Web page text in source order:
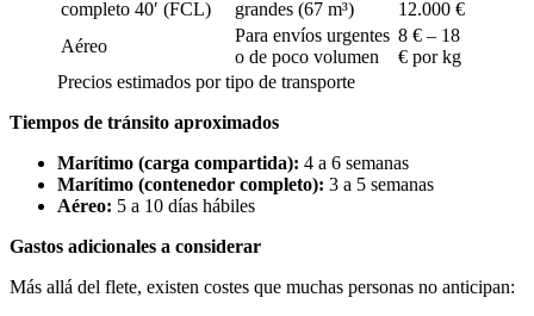
completo 40′ (FCL)
grandes (67 m³)
12.000 €
Aéreo
Para envíos urgentes
o de poco volumen
8 € – 18
€ por kg
Precios estimados por tipo de transporte
Tiempos de tránsito aproximados
Marítimo (carga compartida): 4 a 6 semanas
Marítimo (contenedor completo): 3 a 5 semanas
Aéreo: 5 a 10 días hábiles
Gastos adicionales a considerar
Más allá del flete, existen costes que muchas personas no anticipan: